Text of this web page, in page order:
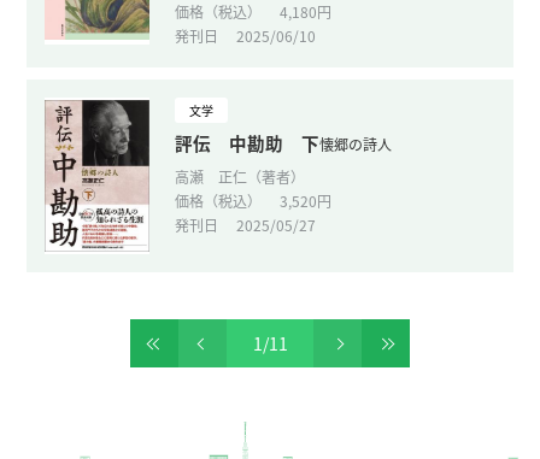
価格（税込）
4,180円
発刊日
2025/06/10
文学
評伝 中勘助 下懐郷の詩人
高瀬 正仁（著者）
価格（税込）
3,520円
発刊日
2025/05/27
1/11